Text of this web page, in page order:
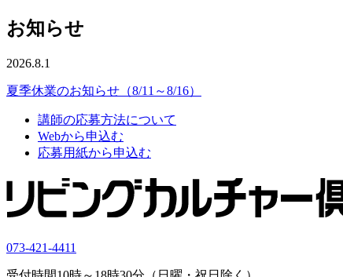
お知らせ
2026.8.1
夏季休業のお知らせ（8/11～8/16）
講師の応募方法について
Webから申込む
応募用紙から申込む
073-421-4411